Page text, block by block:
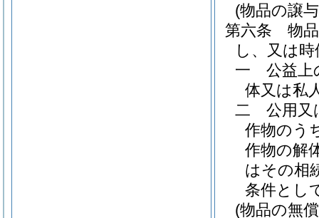
(物品の譲
第六条
物
し、又は
一
公益上
体又は私
二
公用又
作物のう
作物の解
はその相
条件とし
(物品の無